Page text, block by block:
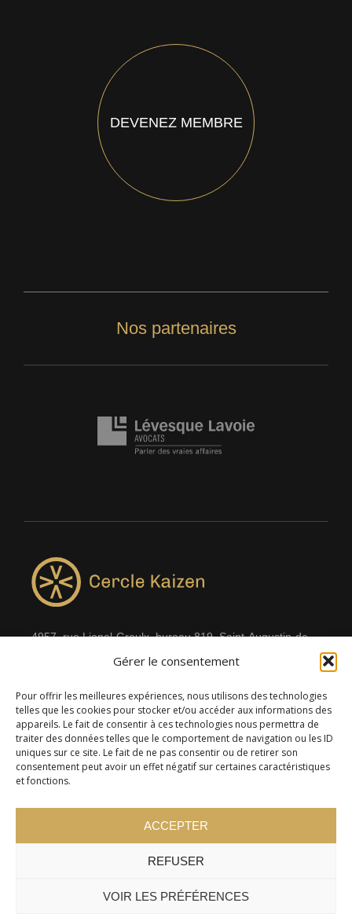
Gérer le consentement
Pour offrir les meilleures expériences, nous utilisons des technologies
telles que les cookies pour stocker et/ou accéder aux informations des
appareils. Le fait de consentir à ces technologies nous permettra de
traiter des données telles que le comportement de navigation ou les ID
uniques sur ce site. Le fait de ne pas consentir ou de retirer son
consentement peut avoir un effet négatif sur certaines caractéristiques
et fonctions.
ACCEPTER
REFUSER
VOIR LES PRÉFÉRENCES
DEVENEZ MEMBRE
Nos partenaires
4957, rue Lionel-Groulx, bureau 819, Saint-Augustin-de-
Desmaures QC G3A 0M7